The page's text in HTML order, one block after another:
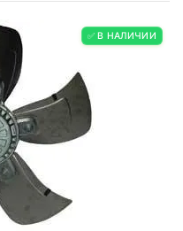
✅ В НАЛИЧИИ